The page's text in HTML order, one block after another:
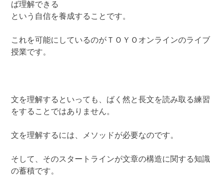
ば理解できる
という自信を養成することです。
これを可能にしているのがＴＯＹＯオンラインのライブ
授業です。
文を理解するといっても、ばく然と長文を読み取る練習
をすることではありません。
文を理解するには、メソッドが必要なのです。
そして、そのスタートラインが文章の構造に関する知識
の蓄積です。